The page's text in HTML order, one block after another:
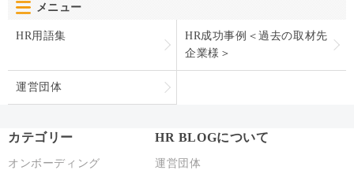
メニュー
HR用語集
HR成功事例＜過去の取材先
企業様＞
運営団体
カテゴリー
オンボーディング
HR BLOGについて
運営団体